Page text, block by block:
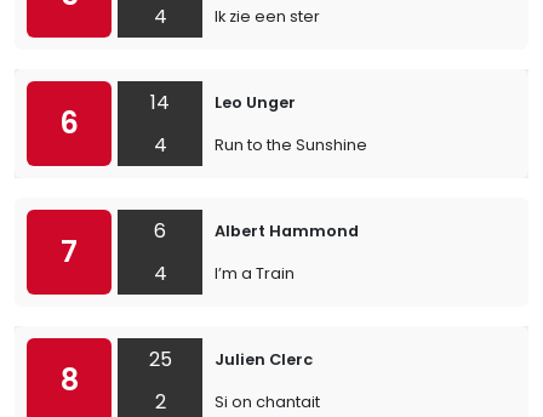
4 Ik zie een ster
6
14
4
Leo Unger
Run to the Sunshine
7
6
4
Albert Hammond
I’m a Train
8
25
2
Julien Clerc
Si on chantait